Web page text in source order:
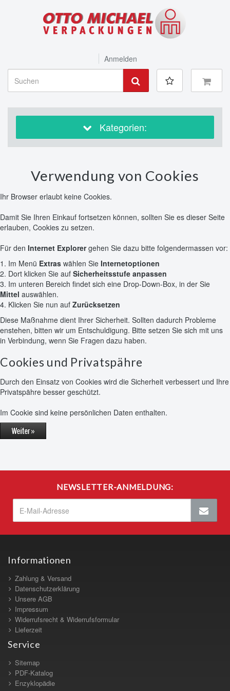
Anmelden
Kategorien:
Verwendung von Cookies
Ihr Browser erlaubt keine Cookies.
Damit Sie Ihren Einkauf fortsetzen können, sollten Sie es dieser Seite
erlauben, Cookies zu setzen.
Für den Internet Explorergehen Sie dazu bitte folgendermassen vor:
Im Menü Extras wählen Sie Internetoptionen
Dort klicken Sie auf Sicherheitsstufe anpassen
Im unteren Bereich findet sich eine Drop-Down-Box, in der Sie
Mittel auswählen.
Klicken Sie nun auf Zurücksetzen
Diese Maßnahme dient Ihrer Sicherheit. Sollten dadurch Probleme
enstehen, bitten wir um Entschuldigung. Bitte setzen Sie sich mit uns
in Verbindung, wenn Sie Fragen dazu haben.
Cookies und Privatspähre
Durch den Einsatz von Cookies wird die Sicherheit verbessert und Ihre
Privatspähre besser geschützt.
Im Cookie sind keine persönlichen Daten enthalten.
NEWSLETTER-ANMELDUNG:
Informationen
Zahlung & Versand
Datenschutzerklärung
Unsere AGB
Impressum
Widerrufsrecht & Widerrufsformular
Lieferzeit
Service
Sitemap
PDF-Katalog
Enzyklopädie